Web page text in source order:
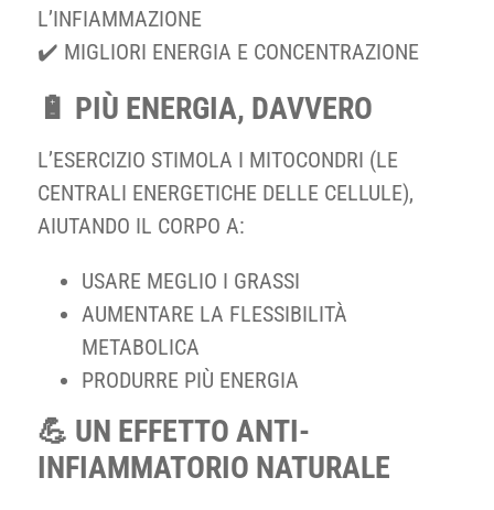
L’INFIAMMAZIONE
✔️ MIGLIORI ENERGIA E CONCENTRAZIONE
🔋 PIÙ ENERGIA, DAVVERO
L’ESERCIZIO STIMOLA I MITOCONDRI (LE
CENTRALI ENERGETICHE DELLE CELLULE),
AIUTANDO IL CORPO A:
USARE MEGLIO I GRASSI
AUMENTARE LA FLESSIBILITÀ
METABOLICA
PRODURRE PIÙ ENERGIA
💪 UN EFFETTO ANTI-
INFIAMMATORIO NATURALE